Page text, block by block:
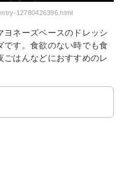
12780426396.html
ヨネーズベースのドレッシ
です。食欲のない時でも食
はんなどにおすすめのレ